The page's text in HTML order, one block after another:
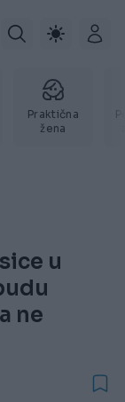
Praktična
žena
u
ne